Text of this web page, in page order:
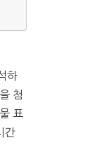
하
첨
표
간